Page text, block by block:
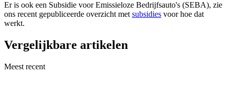
Er is ook een Subsidie voor Emissieloze Bedrijfsauto's (SEBA), zie
ons recent gepubliceerde overzicht met subsidies voor hoe dat
werkt.
Vergelijkbare artikelen
Meest recent